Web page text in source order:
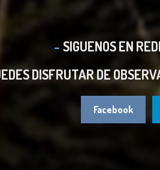
SIGUENOS EN
DISFRUTAR DE
Facebook